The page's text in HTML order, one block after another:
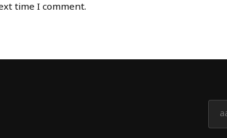
time I comment.